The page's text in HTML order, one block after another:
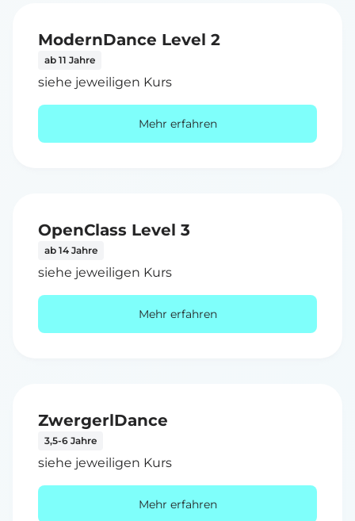
ModernDance Level 2
ab 11 Jahre
siehe jeweiligen Kurs
Mehr erfahren
OpenClass Level 3
ab 14 Jahre
siehe jeweiligen Kurs
Mehr erfahren
ZwergerlDance
3,5-6 Jahre
siehe jeweiligen Kurs
Mehr erfahren